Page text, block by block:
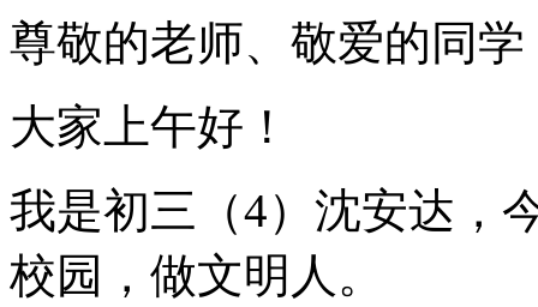
尊敬的老师、敬爱的同学
大家上午好！
我是初三（4）沈安达，
校园，做文明人。